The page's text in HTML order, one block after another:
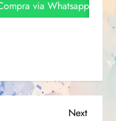
via Whatsapp
Next